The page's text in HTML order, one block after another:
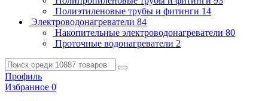
Полиэтиленовые трубы и фитинги 14
Электроводонагреватели 84
Накопительные электроводонагреватели 80
Проточные водонагреватели 2
Профиль
Избранное 0